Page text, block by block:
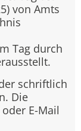
von Amts
Tag durch
schriftlich
Die
E-Mail